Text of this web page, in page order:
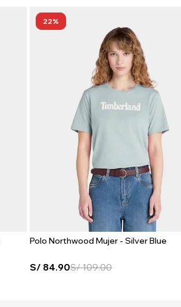
22
Polo Northwood Mujer - Silver Blue
S/ 84.90S/109.00